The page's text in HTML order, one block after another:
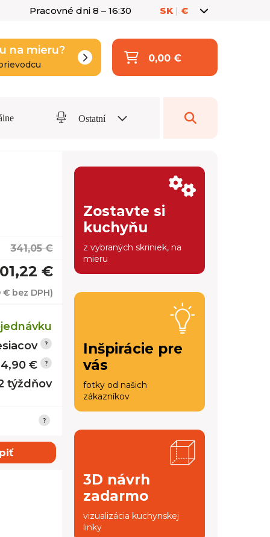
Pracovné dni 8 – 16:30 SK | €
na mieru?
0,00 €
Ostatní
341,05 €
€
€ bez DPH)
€
týždňov
Zostavte si
kuchyňu
z vybraných skriniek, na
mieru
Inšpirácie pre
vás
fotky od našich
zákazníkov
3D návrh
zadarmo
vizualizácia kuchynskej
linky